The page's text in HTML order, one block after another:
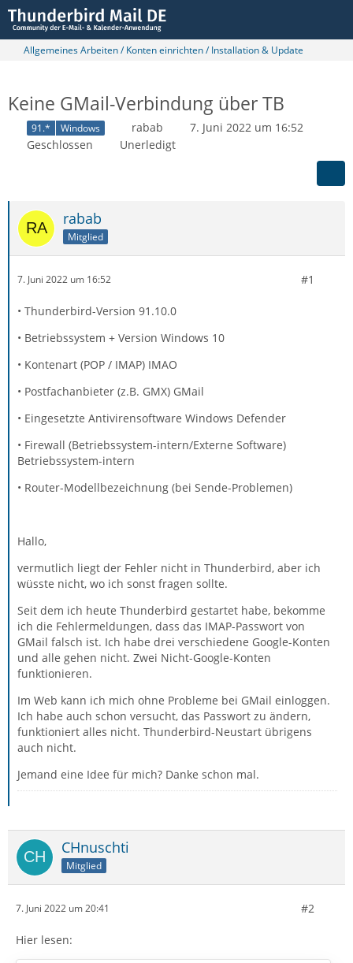
Allgemeines Arbeiten / Konten einrichten / Installation & Update
Keine GMail-Verbindung über TB
91.* Windows rabab
7. Juni 2022 um 16:52
Geschlossen
Unerledigt
rabab
Mitglied
7. Juni 2022 um 16:52 #1
• Thunderbird-Version 91.10.0
• Betriebssystem + Version Windows 10
• Kontenart (POP / IMAP) IMAO
• Postfachanbieter (z.B. GMX) GMail
• Eingesetzte Antivirensoftware Windows Defender
• Firewall (Betriebssystem-intern/Externe Software)
Betriebssystem-intern
• Router-Modellbezeichnung (bei Sende-Problemen)
Hallo,
vermutlich liegt der Fehler nicht in Thunderbird, aber ich
wüsste nicht, wo ich sonst fragen sollte.
Seit dem ich heute Thunderbird gestartet habe, bekomme
ich die Fehlermeldungen, dass das IMAP-Passwort von
GMail falsch ist. Ich habe drei verschiedene Google-Konten
und alle gehen nicht. Zwei Nicht-Google-Konten
funktionieren.
Im Web kann ich mich ohne Probleme bei GMail einloggen.
Ich habe auch schon versucht, das Passwort zu ändern,
funktioniert alles nicht. Thunderbird-Neustart übrigens
auch nicht.
Jemand eine Idee für mich? Danke schon mal.
CHnuschti
Mitglied
7. Juni 2022 um 20:41 #2
Hier lesen: